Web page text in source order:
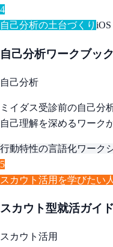
4
自己分析の土台づくり iOS
自己分析ワークブック
自己分析
ミイダス受診前の自己分
自己理解を深めるワーク
行動特性の言語化ワーク
5
スカウト活用を学びたい
スカウト型就活ガイド
スカウト活用